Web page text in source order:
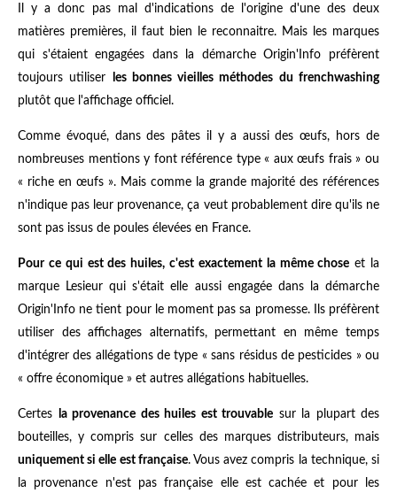
Il y a donc pas mal d'indications de l'origine d'une des deux
matières premières, il faut bien le reconnaitre. Mais les marques
qui s'étaient engagées dans la démarche Origin'Info préfèrent
toujours utiliser
les bonnes vieilles méthodes du frenchwashing
plutôt que l'affichage officiel.
Comme évoqué, dans des pâtes il y a aussi des œufs, hors de
nombreuses mentions y font référence type « aux œufs frais » ou
« riche en œufs ». Mais comme la grande majorité des références
n'indique pas leur provenance, ça veut probablement dire qu'ils ne
sont pas issus de poules élevées en France.
Pour ce qui est des huiles, c'est exactement la même chose et la
marque Lesieur qui s'était elle aussi engagée dans la démarche
Origin'Info ne tient pour le moment pas sa promesse. Ils préfèrent
utiliser des affichages alternatifs, permettant en même temps
d'intégrer des allégations de type « sans résidus de pesticides » ou
« offre économique » et autres allégations habituelles.
Certes la provenance des huiles est trouvable sur la plupart des
bouteilles, y compris sur celles des marques distributeurs, mais
uniquement si elle est française. Vous avez compris la technique, si
la provenance n'est pas française elle est cachée et pour les